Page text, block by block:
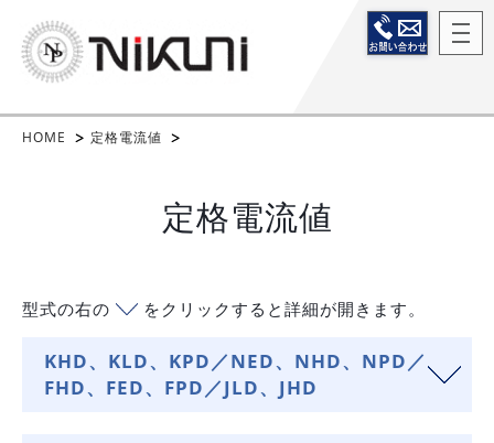
HOME 定格電流値
定格電流値
型式の右の をクリックすると詳細が開きます。
KHD、KLD、KPD／NED、NHD、NPD／
FHD、FED、FPD／JLD、JHD